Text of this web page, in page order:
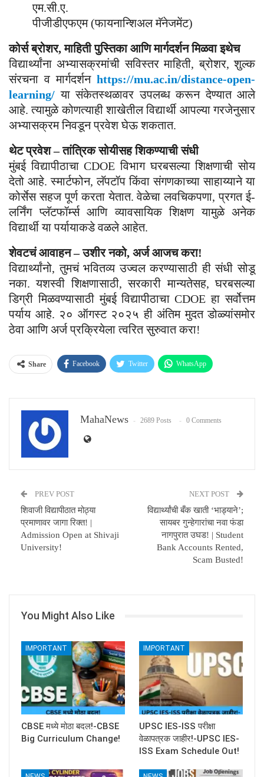
एम.सी.ए.
पीजीडीएफएम (फायनान्शिअल मॅनेजमेंट)
कोर्स ब्रोशर, माहिती पुस्तिका आणि मार्गदर्शन मिळवा इथेच
विद्यार्थ्यांना अभ्यासक्रमांची सविस्तर माहिती, ब्रोशर, शुल्क
संरचना व मार्गदर्शन https://mu.ac.in/distance-open-
learning/ या संकेतस्थळावर उपलब्ध करून देण्यात आले
आहे. त्यामुळे कोणत्याही शाखेतील विद्यार्थी आपल्या गरजेनुसार
अभ्यासक्रम निवडून प्रवेश घेऊ शकतात.
थेट प्रवेश – तांत्रिक सोयीसह शिकण्याची संधी
मुंबई विद्यापीठाचा CDOE विभाग घरबसल्या शिक्षणाची सोय
देतो आहे. स्मार्टफोन, लॅपटॉप किंवा संगणकाच्या साहाय्याने या
कोर्सेस सहज पूर्ण करता येतात. वेळेचा लवचिकपणा, प्रगत ई-
लर्निंग प्लॅटफॉर्म्स आणि व्यावसायिक शिक्षण यामुळे अनेक
विद्यार्थी या पर्यायाकडे वळले आहेत.
शेवटचं आवाहन – उशीर नको, अर्ज आजच करा!
विद्यार्थ्यांनो, तुमचं भवितव्य उज्वल करण्यासाठी ही संधी सोडू
नका. यशस्वी शिक्षणासाठी, सरकारी मान्यतेसह, घरबसल्या
डिग्री मिळवण्यासाठी मुंबई विद्यापीठाचा CDOE हा सर्वोत्तम
पर्याय आहे. २० ऑगस्ट २०२५ ही अंतिम मुदत डोळ्यांसमोर
ठेवा आणि अर्ज प्रक्रियेला त्वरित सुरुवात करा!
Share Facebook Twitter WhatsApp
MahaNews 2689 Posts 0 Comments
PREV POST
शिवाजी विद्यापीठात मोठ्या
प्रमाणावर जागा रिक्त! |
Admission Open at Shivaji
University!
NEXT POST
विद्यार्थ्यांची बँक खाती ‘भाड्याने’;
सायबर गुन्हेगारांचा नवा फंडा
नागपुरात उघड! | Student
Bank Accounts Rented,
Scam Busted!
You Might Also Like
IMPORTANT
CBSE मध्ये मोठा बदल!-CBSE
Big Curriculum Change!
IMPORTANT
UPSC IES-ISS परीक्षा
वेळापत्रक जाहीर!-UPSC IES-
ISS Exam Schedule Out!